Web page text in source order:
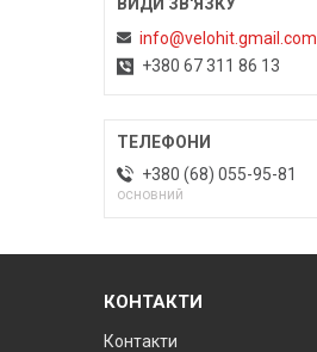
info@velohit.gmail.com
+380 67 311 86 13
+380 (68) 055-95-81
основний
КОНТАКТИ
Контакти